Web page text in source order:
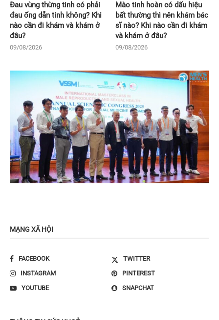
Đau vùng thừng tinh có phải
đau ống dẫn tinh không? Khi
nào cần đi khám và khám ở
đâu?
09/08/2026
Mào tinh hoàn có dấu hiệu
bất thường thì nên khám bác
sĩ nào? Khi nào cần đi khám
và khám ở đâu?
09/08/2026
MẠNG XÃ HỘI
FACEBOOK
TWITTER
INSTAGRAM
PINTEREST
YOUTUBE
SNAPCHAT